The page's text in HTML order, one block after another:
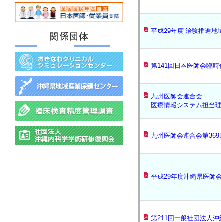
平成29年度 治験推進地
第141回日本医師会臨時
九州医師会連合会
医療情報システム担当
九州医師会連合会第
平成29年度沖縄県医師
第211回一般社団法人